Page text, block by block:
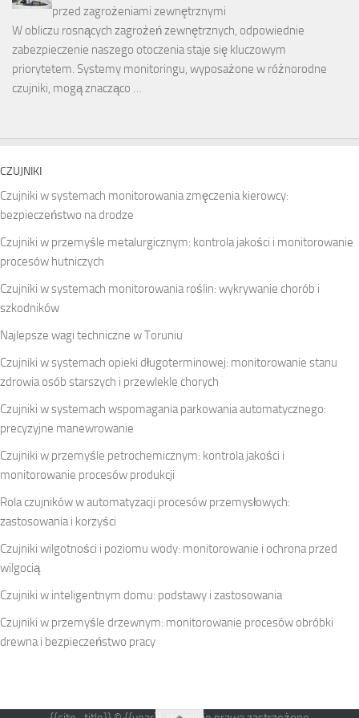
przed zagrożeniami zewnętrznymi
W obliczu rosnących zagrożeń zewnętrznych, odpowiednie
zabezpieczenie naszego otoczenia staje się kluczowym
priorytetem. Systemy monitoringu, wyposażone w różnorodne
czujniki, mogą znacząco …
CZUJNIKI
Czujniki w systemach monitorowania zmęczenia kierowcy:
bezpieczeństwo na drodze
Czujniki w przemyśle metalurgicznym: kontrola jakości i monitorowanie
procesów hutniczych
Czujniki w systemach monitorowania roślin: wykrywanie chorób i
szkodników
Najlepsze wagi techniczne w Toruniu
Czujniki w systemach opieki długoterminowej: monitorowanie stanu
zdrowia osób starszych i przewlekle chorych
Czujniki w systemach wspomagania parkowania automatycznego:
precyzyjne manewrowanie
Czujniki w przemyśle petrochemicznym: kontrola jakości i
monitorowanie procesów produkcji
Rola czujników w automatyzacji procesów przemysłowych:
zastosowania i korzyści
Czujniki wilgotności i poziomu wody: monitorowanie i ochrona przed
wilgocią
Czujniki w inteligentnym domu: podstawy i zastosowania
Czujniki w przemyśle drzewnym: monitorowanie procesów obróbki
drewna i bezpieczeństwo pracy